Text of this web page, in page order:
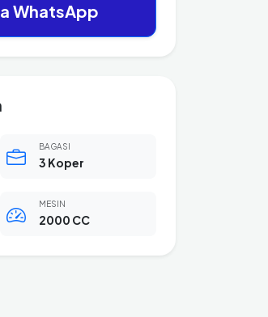
WhatsApp
BAGASI
3 Koper
MESIN
2000 CC